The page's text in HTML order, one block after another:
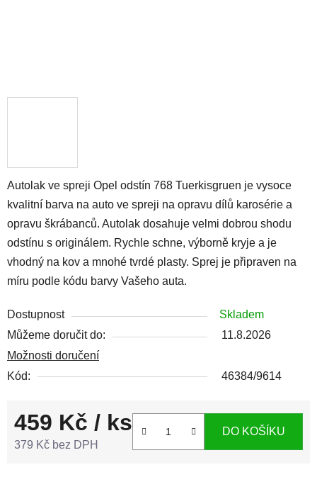
Autolak ve spreji Opel odstín 768 Tuerkisgruen je vysoce
kvalitní barva na auto ve spreji na opravu dílů karosérie a
opravu škrábanců. Autolak dosahuje velmi dobrou shodu
odstínu s originálem. Rychle schne, výborně kryje a je
vhodný na kov a mnohé tvrdé plasty. Sprej je připraven na
míru podle kódu barvy Vašeho auta.
Dostupnost
Skladem
Můžeme doručit do:
11.8.2026
Možnosti doručení
Kód:
46384/9614
459 Kč / ks
379 Kč bez DPH
DO KOŠÍKU